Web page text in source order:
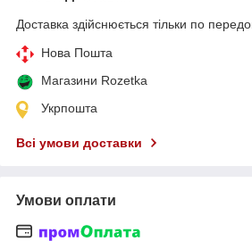
Доставка здійснюється тільки по
Нова Пошта
Магазини Rozetka
Укрпошта
Всі умови доставки
Умови оплати